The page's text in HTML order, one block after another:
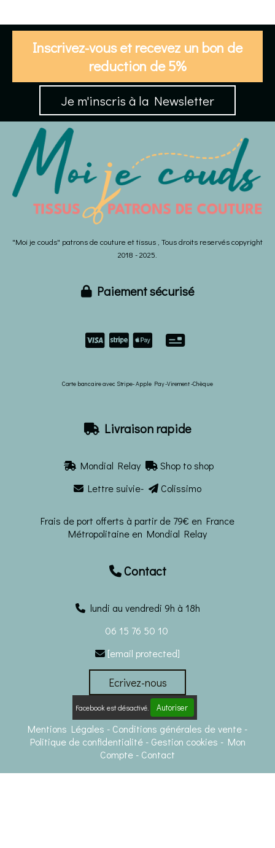
Inscrivez-vous et recevez un bon de
reduction de 5%
Je m'inscris à la Newsletter
"Moi je couds" patrons de couture et tissus , Tous droits reservés copyright
2018 - 2025.
 Paiement sécurisé
 
Carte bancaire avec Stripe- Apple Pay -Virement -Chèque
 Livraison rapide
 Mondial Relay  Shop to shop
 Lettre suivie-  Colissimo
Frais de port offerts à partir de 79€ en France
Métropolitaine en Mondial Relay
Contact
lundi au vendredi 9h à 18h
06 15 76 50 10
 [email protected]
Ecrivez-nous
Facebook est désactivé. Autoriser
Mentions Légales
Conditions générales de vente
Politique de confidentialité
Gestion cookies
Mon
Compte
Contact